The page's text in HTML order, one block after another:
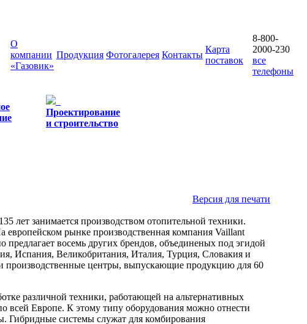
О
компании
«Газовик»
Продукция Фотогалерея Контакты
Карта
поставок
8-800-
2000-230
все
телефоны
Проектирование
и строительство
Версия для печати
лет занимается производством отопительной техники.
рынке производственная компания Vaillant
предлагает восемь других брендов, объединеных под эгидой
Испания, Великобритания, Италия, Турция, Словакия и
и производственные центры, выпускающие продукцию для 60
различной техники, работающей на альтернативных
всей Европе. К этому типу оборудования можно отнести
Гибридные системы служат для комбирования